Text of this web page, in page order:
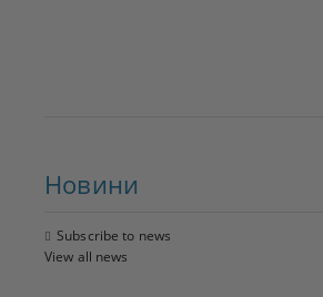
Новини
Subscribe to news
View all news